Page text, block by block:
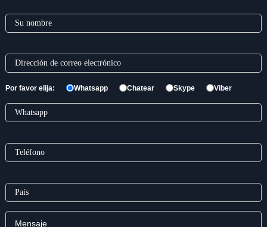
Por favor elija: Whatsapp Chatear Skype Viber